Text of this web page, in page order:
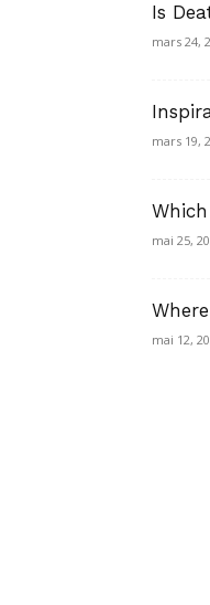
Is
mars 24,
mars 19,
mai 25,
mai 12,